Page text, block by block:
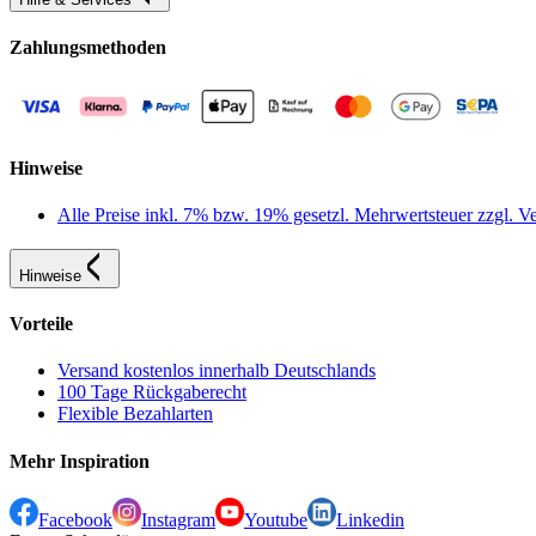
Zahlungsmethoden
Hinweise
Alle Preise inkl. 7% bzw. 19% gesetzl. Mehrwertsteuer zzgl.
Hinweise
Vorteile
Versand kostenlos innerhalb Deutschlands
100 Tage Rückgaberecht
Flexible Bezahlarten
Mehr Inspiration
Facebook Instagram Youtube
Linkedin